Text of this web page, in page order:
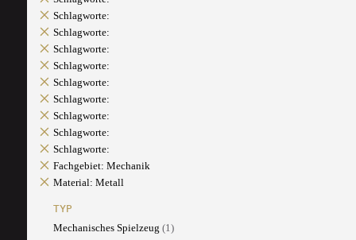
Schlagworte:
Schlagworte:
Schlagworte:
Schlagworte:
Schlagworte:
Schlagworte:
Schlagworte:
Schlagworte:
Schlagworte:
Fachgebiet: Mechanik
Material: Metall
TYP
Mechanisches Spielzeug (1)